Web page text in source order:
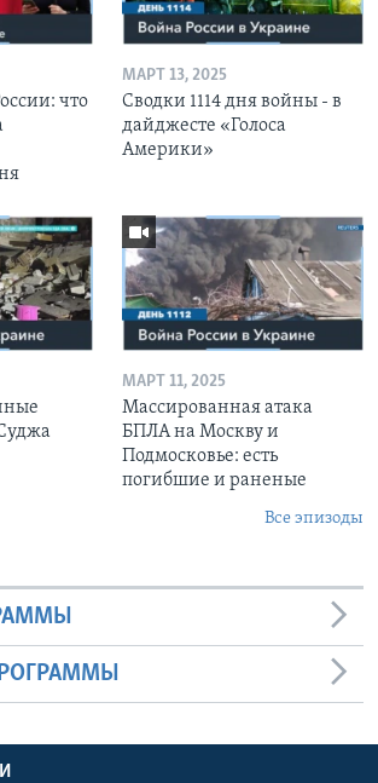
что
МАРТ 13, 2025
Сводки 1114 дня войны - в
дайджесте «Голоса
Америки»
МАРТ 11, 2025
Массированная атака
БПЛА на Москву и
Подмосковье: есть
погибшие и раненые
Все эпизоды